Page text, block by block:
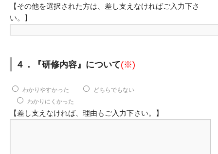
【その他を選択された方は、差し支えなければご入力下さ
い。】
４．『研修内容』について(※)
わかりやすかった
どちらでもない
わかりにくかった
【差し支えなければ、理由もご入力下さい。】